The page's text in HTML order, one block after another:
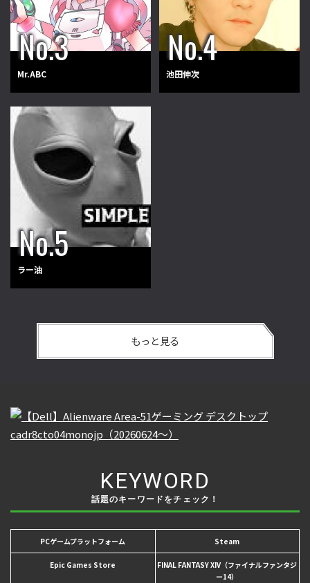
Mr.ABC 池田伸次
ラー油
もっと見る
KEYWORD
話題のキーワードをチェック！
PCゲームプラットフォーム Steam
Epic Games Store
FINAL FANTASY XIV（ファイナルファンタジ
ー14）